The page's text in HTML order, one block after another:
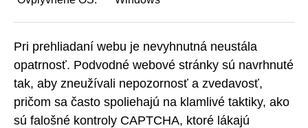
Pri prehliadaní webu je nevyhnutná neustála
opatrnosť. Podvodné webové stránky sú navrhnuté
tak, aby zneužívali nepozornosť a zvedavosť,
pričom sa často spoliehajú na klamlivé taktiky, ako
sú falošné kontroly CAPTCHA, ktoré lákajú